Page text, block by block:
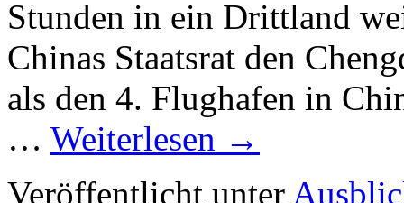
Stunden in ein Drittland
Chinas Staatsrat den
als den 4. Flughafen in
… Weiterlesen →
Veröffentlicht unter